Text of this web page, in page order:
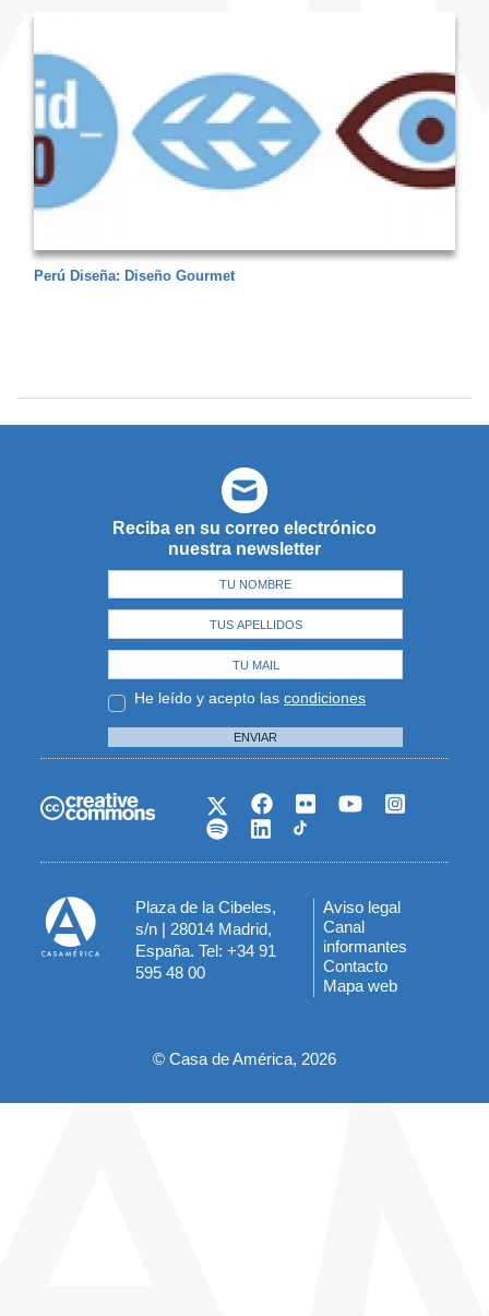
Perú Diseña: Diseño Gourmet
Reciba en su correo electrónico
nuestra newsletter
He leído y acepto las condiciones
ENVIAR
Plaza de la Cibeles,
s/n | 28014 Madrid,
España. Tel: +34 91
595 48 00
Menú
del
pie
Aviso legal
Canal
informantes
Contacto
Mapa web
© Casa de América, 2026